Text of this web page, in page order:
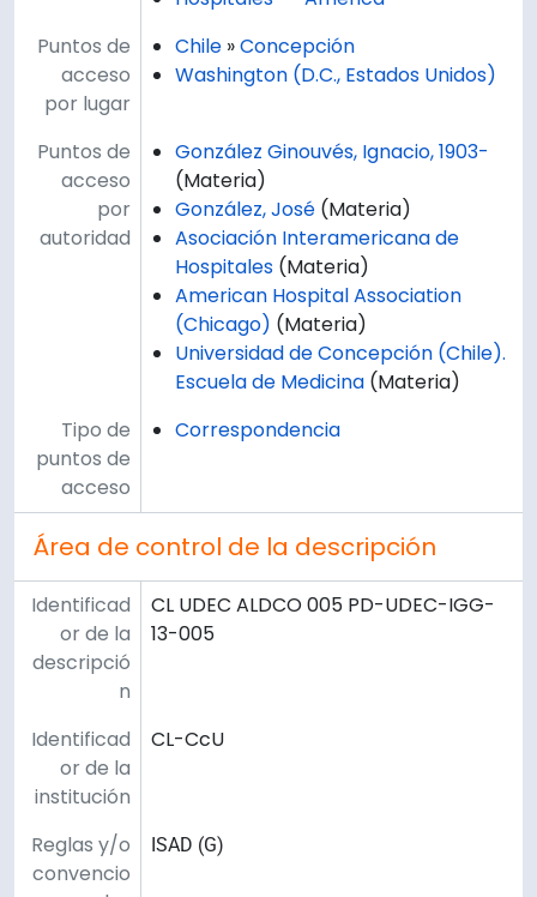
Puntos de
acceso
por lugar
Chile »Concepción
Washington (D.C., Estados Unidos)
Puntos de
acceso
por
autoridad
González Ginouvés, Ignacio, 1903-
(Materia)
González, José (Materia)
Asociación Interamericana de
Hospitales (Materia)
American Hospital Association
(Chicago) (Materia)
Universidad de Concepción (Chile).
Escuela de Medicina (Materia)
Tipo de
puntos de
acceso
Correspondencia
Área de control de la descripción
Identificad
or de la
descripció
n
CL UDEC ALDCO 005 PD-UDEC-IGG-
13-005
Identificad
or de la
institución
CL-CcU
Reglas y/o
convencio
ISAD (G)